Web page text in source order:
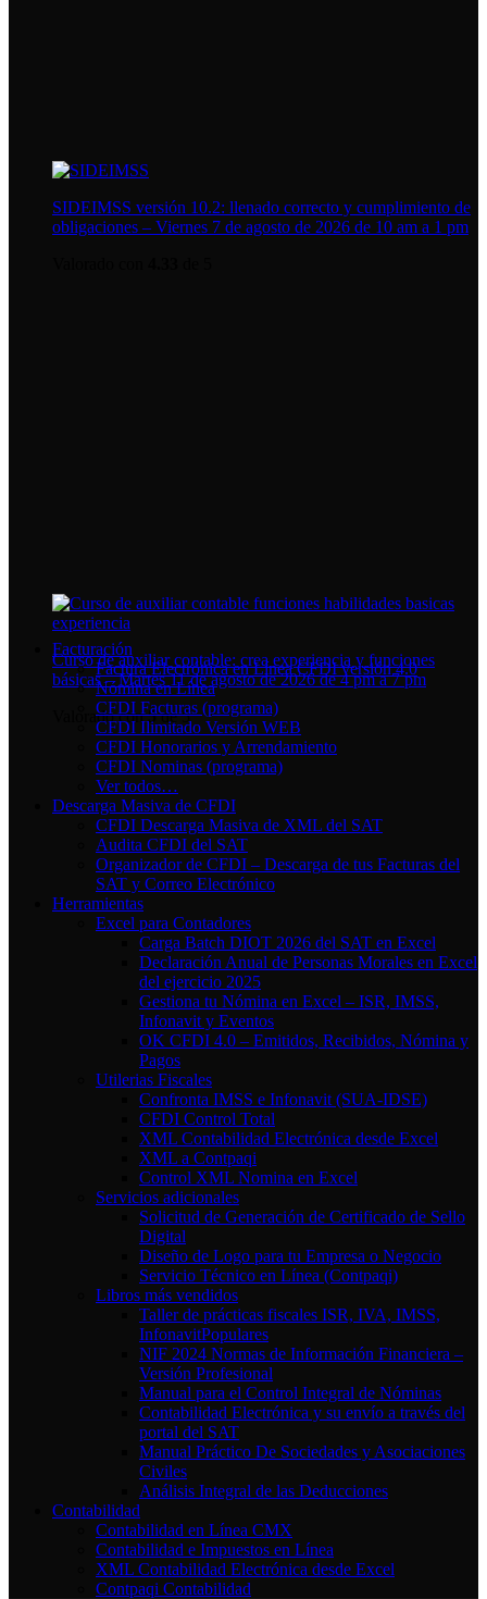
SIDEIMSS versión 10.2: llenado correcto y cumplimiento de
obligaciones – Viernes 7 de agosto de 2026 de 10 am a 1 pm
Curso de auxiliar contable: crea experiencia y funciones
básicas – Martes 11 de agosto de 2026 de 4 pm a 7 pm
Valorado con5de 5
Facturación
Factura Electrónica en Línea CFDI versión 4.0
Nómina en Línea
CFDI Facturas (programa)
CFDI Ilimitado Versión WEB
CFDI Honorarios y Arrendamiento
CFDI Nominas (programa)
Ver todos…
Descarga Masiva de CFDI
CFDI Descarga Masiva de XML del SAT
Audita CFDI del SAT
Organizador de CFDI – Descarga de tus Facturas del
SAT y Correo Electrónico
Herramientas
Excel para Contadores
Carga Batch DIOT 2026 del SAT en Excel
Declaración Anual de Personas Morales en Excel
del ejercicio 2025
Gestiona tu Nómina en Excel – ISR, IMSS,
Infonavit y Eventos
OK CFDI 4.0 – Emitidos, Recibidos, Nómina y
Pagos
Utilerias Fiscales
Confronta IMSS e Infonavit (SUA-IDSE)
CFDI Control Total
XML Contabilidad Electrónica desde Excel
XML a Contpaqi
Control XML Nomina en Excel
Servicios adicionales
Solicitud de Generación de Certificado de Sello
Digital
Diseño de Logo para tu Empresa o Negocio
Servicio Técnico en Línea (Contpaqi)
Libros más vendidos
Taller de prácticas fiscales ISR, IVA, IMSS,
Infonavit
NIF 2024 Normas de Información Financiera –
Versión Profesional
Manual para el Control Integral de Nóminas
Contabilidad Electrónica y su envío a través del
portal del SAT
Manual Práctico De Sociedades y Asociaciones
Civiles
Análisis Integral de las Deducciones
Contabilidad
Contabilidad en Línea CMX
Contabilidad e Impuestos en Línea
XML Contabilidad Electrónica desde Excel
Contpaqi Contabilidad